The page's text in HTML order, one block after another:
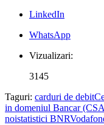
LinkedIn
WhatsApp
Vizualizari:
3145
Taguri: carduri de debit
in domeniul Bancar
noistatistici BNR